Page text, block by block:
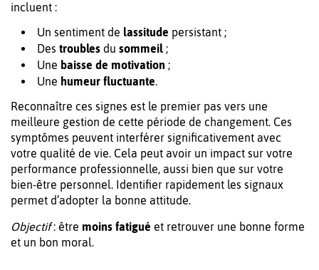
incluent :
Un sentiment de lassitude persistant ;
Des troubles du sommeil ;
Une baisse de motivation ;
Une humeur fluctuante.
Reconnaître ces signes est le premier pas vers une
meilleure gestion de cette période de changement. Ces
symptômes peuvent interférer significativement avec
votre qualité de vie. Cela peut avoir un impact sur votre
performance professionnelle, aussi bien que sur votre
bien-être personnel. Identifier rapidement les signaux
permet d’adopter la bonne attitude.
Objectif: être moins fatigué et retrouver une bonne forme
et un bon moral.